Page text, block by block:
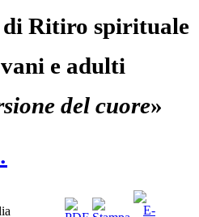
Ritiro spirituale
e adulti
del cuore»